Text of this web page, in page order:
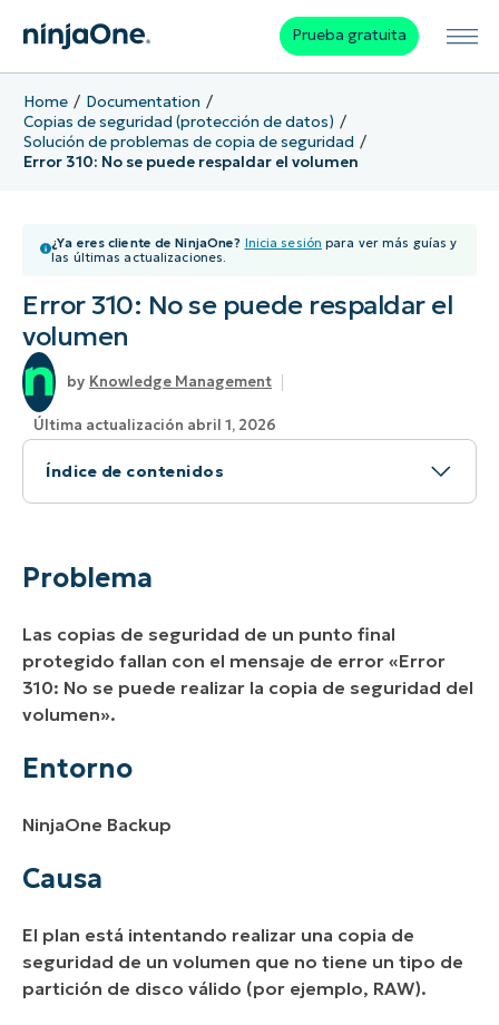
Prueba gratuita
Home
Documentation
Copias de seguridad (protección de datos)
Solución de problemas de copia de seguridad
Error 310: No se puede respaldar el volumen
¿Ya eres cliente de NinjaOne? Inicia sesión para ver más guías y
las últimas actualizaciones.
Error 310: No se puede respaldar el
volumen
Knowledge Management
Última actualización abril 1, 2026
Índice de contenidos
Problema
Solución
Recursos adicionales
Problema
Las copias de seguridad de un punto final
protegido fallan con el mensaje de error «Error
310: No se puede realizar la copia de seguridad del
volumen».
Entorno
NinjaOne Backup
Causa
El plan está intentando realizar una copia de
seguridad de un volumen que no tiene un tipo de
partición de disco válido (por ejemplo, RAW).